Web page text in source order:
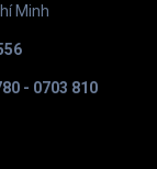
Minh
- 0703 810